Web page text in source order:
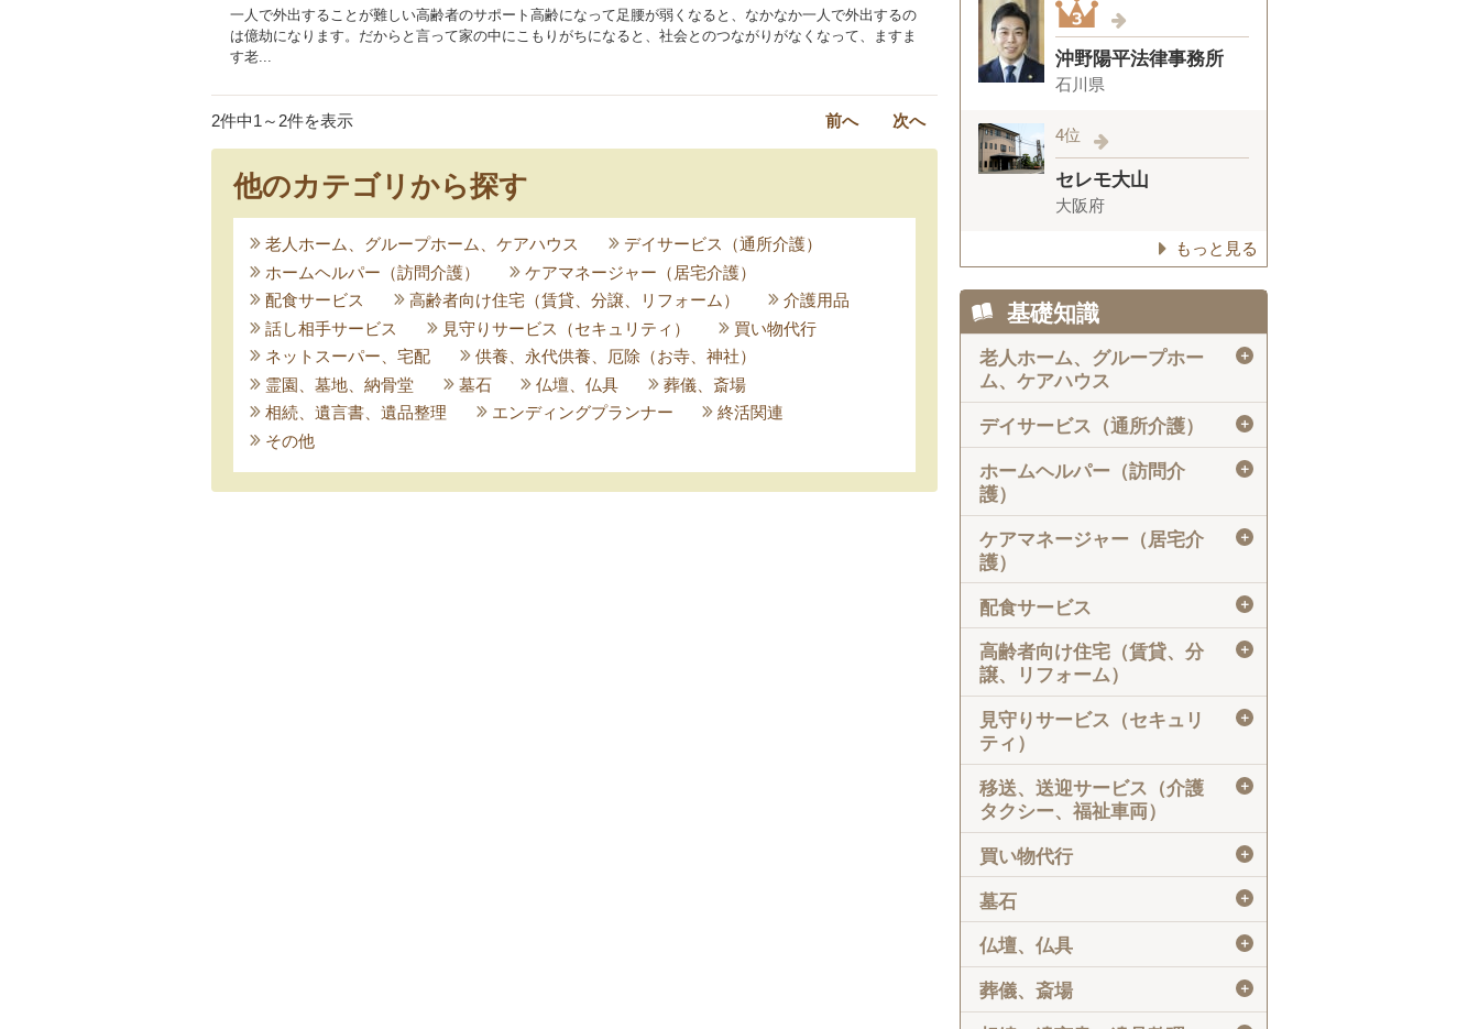
一人で外出することが難しい高齢者のサポート高齢になって足腰が弱くなると、なかなか一人で外出するの
は億劫になります。だからと言って家の中にこもりがちになると、社会とのつながりがなくなって、ますま
す老...
2件中1～2件を表示 前へ 次へ
他のカテゴリから探す
老人ホーム、グループホーム、ケアハウス
デイサービス（通所介護）
ホームヘルパー（訪問介護）
ケアマネージャー（居宅介護）
配食サービス
高齢者向け住宅（賃貸、分譲、リフォーム）
介護用品
話し相手サービス
見守りサービス（セキュリティ）
買い物代行
ネットスーパー、宅配
供養、永代供養、厄除（お寺、神社）
霊園、墓地、納骨堂
墓石 仏壇、仏具
葬儀、斎場
相続、遺言書、遺品整理
エンディングプランナー
終活関連
その他
沖野陽平法律事務所
石川県
4位
セレモ大山
大阪府
もっと見る
基礎知識
老人ホーム、グループホー
ム、ケアハウス
＋
デイサービス（通所介護） ＋
ホームヘルパー（訪問介
護）
＋
ケアマネージャー（居宅介
護）
＋
配食サービス ＋
高齢者向け住宅（賃貸、分
譲、リフォーム）
＋
見守りサービス（セキュリ
ティ）
＋
移送、送迎サービス（介護
タクシー、福祉車両）
＋
買い物代行 ＋
墓石 ＋
仏壇、仏具 ＋
葬儀、斎場 ＋